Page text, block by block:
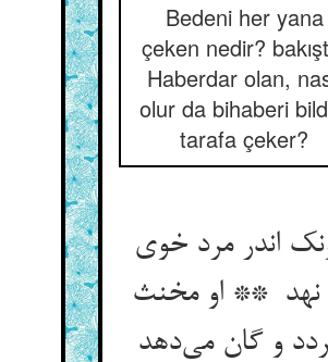
Bedeni her yana
çeken nedir?
Haberdar olan,
olur da bihaberi
tarafa çeker?
اندر مرد خوی
نهد ** او مخنث